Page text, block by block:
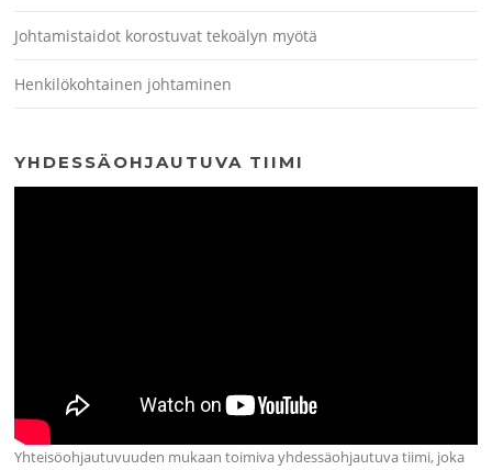
Johtamistaidot korostuvat tekoälyn myötä
Henkilökohtainen johtaminen
YHDESSÄOHJAUTUVA TIIMI
Yhteisöohjautuvuuden mukaan toimiva yhdessäohjautuva tiimi, joka